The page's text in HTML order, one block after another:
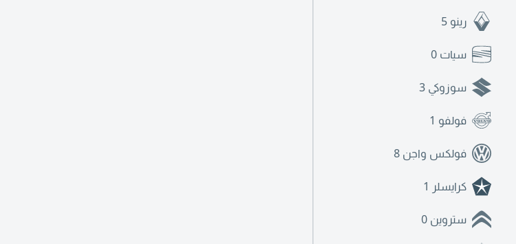
رينو 5
سيات 0
سوزوكي 3
فولفو 1
فولكس واجن 8
كرايسلر 1
ستروين 0